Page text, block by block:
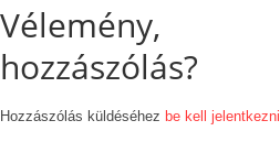
Vélemény,
hozzászólás?
Hozzászólás küldéséhez be kell jelentkezni